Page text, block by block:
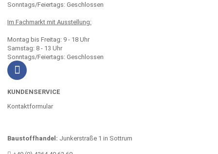
Sonntags/Feiertags: Geschlossen
Im Fachmarkt mit Ausstellung:
Montag bis Freitag: 9 - 18 Uhr
Samstag: 8 - 13 Uhr
Sonntags/Feiertags: Geschlossen
KUNDENSERVICE
Kontaktformular
Baustoffhandel: Junkerstraße 1 in Sottrum